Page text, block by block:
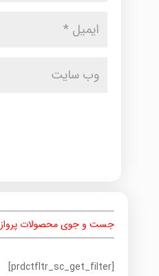
جست و جوی محصولات پرواز
[prdctfltr_sc_get_filter]